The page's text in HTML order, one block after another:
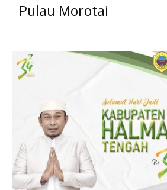
Pulau Morotai